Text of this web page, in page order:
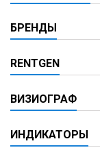
БРЕНДЫ
RENTGEN
ВИЗИОГРАФ
ИНДИКАТОРЫ